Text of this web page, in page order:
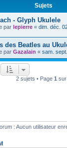
Sujets
- Glyph Ukulele
par lepierre « dim. déc.
des Beatles au
par Gazalain « sam.
2 sujets • Page 1 sur
: Aucun utilisateur